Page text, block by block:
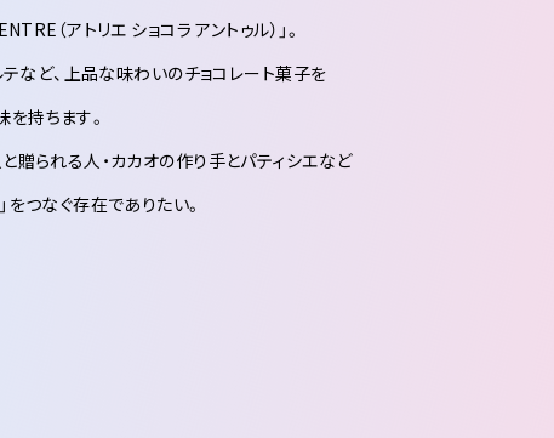
（アトリエ ショコラ アントゥル）」。
テなど、上品な味わいのチョコレート菓子を
を持ちます。
贈られる人・カカオの作り手とパティシエなど
つなぐ存在でありたい。